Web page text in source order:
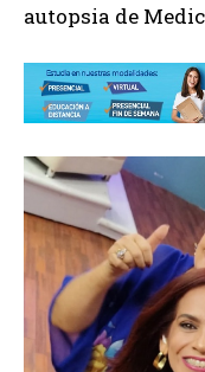
autopsia de